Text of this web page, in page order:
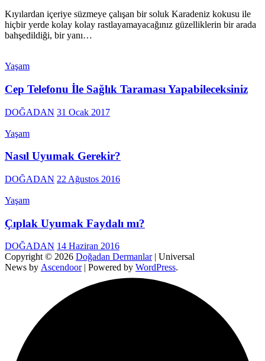
Kıyılardan içeriye süzmeye çalışan bir soluk Karadeniz kokusu ile
hiçbir yerde kolay kolay rastlayamayacağınız güzelliklerin bir arada
bahşedildiği, bir yanı…
Yaşam
Cep Telefonu İle Sağlık Taraması Yapabileceksiniz
DOĞADAN 31 Ocak 2017
Yaşam
Nasıl Uyumak Gerekir?
DOĞADAN 22 Ağustos 2016
Yaşam
Çıplak Uyumak Faydalı mı?
DOĞADAN 14 Haziran 2016
Copyright © 2026 Doğadan Dermanlar| Universal
News by Ascendoor| Powered by WordPress.